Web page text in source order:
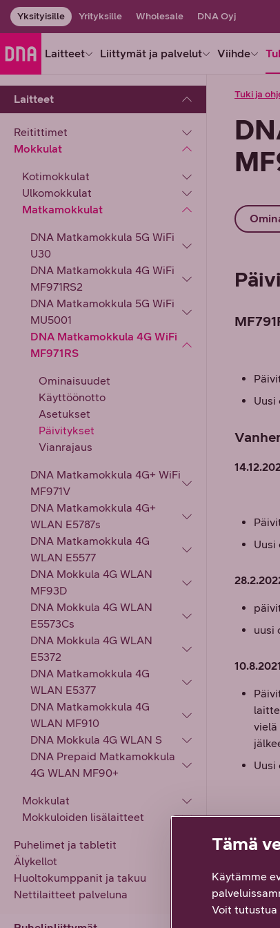
Yksityisille Yrityksille Wholesale DNA Oyj
Laitteet Liittymät ja palvelut Viihde
Laitteet
Reitittimet
Mokkulat
Kotimokkulat
Ulkomokkulat
Matkamokkulat
DNA Matkamokkula 5G WiFi
U30
DNA Matkamokkula 4G WiFi
MF971RS2
DNA Matkamokkula 5G WiFi
MU5001
DNA Matkamokkula 4G WiFi
MF971RS
Ominaisuudet
Käyttöönotto
Asetukset
Päivitykset
Vianrajaus
DNA Matkamokkula 4G+ WiFi
MF971V
DNA Matkamokkula 4G+
WLAN E5787s
DNA Matkamokkula 4G
WLAN E5577
DNA Mokkula 4G WLAN
MF93D
DNA Mokkula 4G WLAN
E5573Cs
DNA Mokkula 4G WLAN
E5372
DNA Matkamokkula 4G
WLAN E5377
DNA Matkamokkula 4G
WLAN MF910
DNA Mokkula 4G WLAN S
DNA Prepaid Matkamokkula
4G WLAN MF90+
Mokkulat
Mokkuloiden lisälaitteet
Puhelimet ja tabletit
Älykellot
Huoltokumppanit ja takuu
Nettilaitteet palveluna
Tuki ja
Uusi
Uusi
uusi
10.8.2021
vielä
Uusi
4 vastausta
Tämä
Käytämme
Voit tutustua